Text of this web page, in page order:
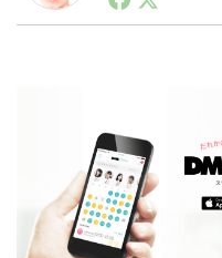
ートアップ業界
生から普及成長
注目される。通
スクとして数億
ペイン）の元日
などを経て、現
注力中。
VR/AR
特集